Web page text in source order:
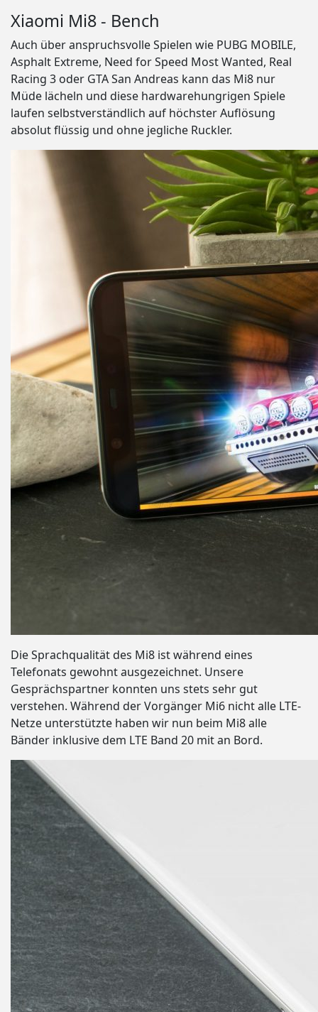
Xiaomi Mi8 - Bench
Auch über anspruchsvolle Spielen wie PUBG MOBILE,
Asphalt Extreme, Need for Speed Most Wanted, Real
Racing 3 oder GTA San Andreas kann das Mi8 nur
Müde lächeln und diese hardwarehungrigen Spiele
laufen selbstverständlich auf höchster Auflösung
absolut flüssig und ohne jegliche Ruckler.
Die Sprachqualität des Mi8 ist während eines
Telefonats gewohnt ausgezeichnet. Unsere
Gesprächspartner konnten uns stets sehr gut
verstehen. Während der Vorgänger Mi6 nicht alle LTE-
Netze unterstützte haben wir nun beim Mi8 alle
Bänder inklusive dem LTE Band 20 mit an Bord.